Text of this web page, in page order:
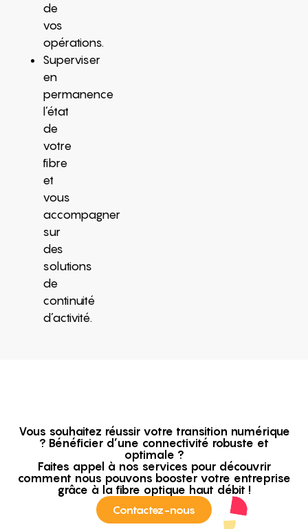
de
vos
opérations.
Superviser
en
permanence
l’état
de
votre
fibre
et
vous
accompagner
sur
des
solutions
de
continuité
d’activité.
Vous souhaitez réussir votre transition numérique
? Bénéficier d’une connectivité robuste et
optimale ?
Faites appel à nos services pour découvrir
comment nous pouvons booster votre entreprise
grâce à la fibre optique haut débit !
Contactez-nous